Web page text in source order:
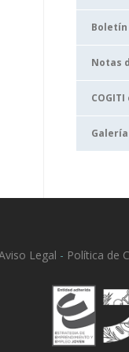
Boletín
Notas
Legal - Política de